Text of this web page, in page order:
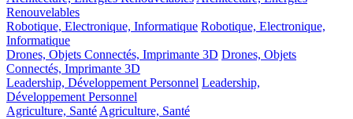
Renouvelables
Robotique, Electronique, Informatique Robotique, Electronique,
Informatique
Drones, Objets Connectés, Imprimante 3D Drones, Objets
Connectés, Imprimante 3D
Leadership, Développement Personnel Leadership,
Développement Personnel
Agriculture, SantéAgriculture, Santé